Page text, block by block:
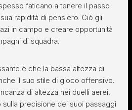
faticano a tenere il passo
rapidità di pensiero. Ciò gli
in campo e creare opportunità
di squadra.
è che la bassa altezza di
il suo stile di gioco offensivo.
di altezza nei duelli aerei,
precisione dei suoi passaggi